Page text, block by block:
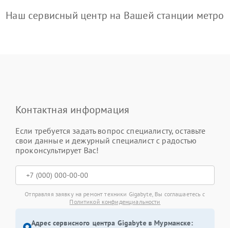
Наш сервисный центр на Вашей станции метро
Контактная информация
Если требуется задать вопрос специалисту, оставьте
свои данные и дежурный специалист с радостью
проконсультирует Вас!
Отправляя заявку на ремонт техники Gigabyte, Вы соглашаетесь с
Политикой конфиденциальности
Адрес сервисного центра Gigabyte в Мурманске: